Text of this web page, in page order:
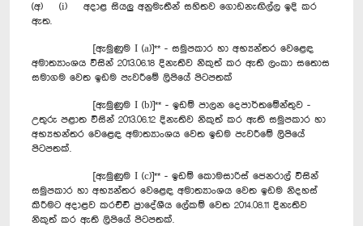
(අ) (i) අදාළ සියලු අනුමැතීන් සහිතව ගොඩනැඟිල්ල ඉදි කර
ඇත.
[ඇමුණුම I (a)]** - සමුපකාර හා අභ්‍යන්තර වෙළෙඳ
අමාත්‍යාංශය විසින් 2013.06.18 දිනැතිව නිකුත් කර ඇති ලංකා සතොස
සමාගම වෙත ඉඩම පැවරීමේ ලිපියේ පිටපතක්
[ඇමුණුම I (b)]** - ඉඩම් පාලන දෙපාර්තමේන්තුව -
උතුරු පළාත විසින් 2013.06.12 දිනැතිව නිකුත් කර ඇති සමුපකාර හා
අභ්‍යභන්තර වෙළෙඳ අමාත්‍යාංශය වෙත ඉඩම පැවරීමේ ලිපියේ
පිටපතක්.
[ඇමුණුම I (c)]** - ඉඩම් කොමසාරිස් ‍ජෙනරාල් විසින්
සමුපකාර හා අභ්‍යන්තර වෙළෙඳ අමාත්‍යාංශය වෙත ඉඩම නිදහස්
කිරීමට අදාළව කරච්චි ප්‍රාදේශීය ලේකම් වෙත 2014.08.11 දිනැතිව
නිකුත් කර ඇති ලිපියේ පිටපතක්.